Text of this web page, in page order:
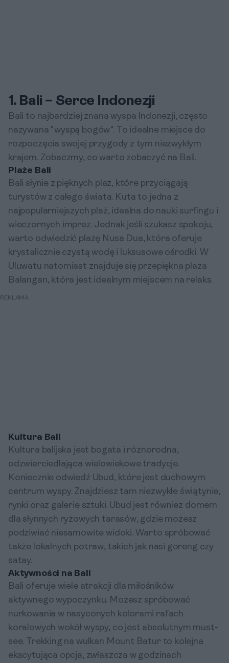
1. Bali – Serce Indonezji
Bali to najbardziej znana wyspa Indonezji, często
nazywana "wyspą bogów". To idealne miejsce do
rozpoczęcia swojej przygody z tym niezwykłym
krajem. Zobaczmy, co warto zobaczyć na Bali.
Plaże Bali
Bali słynie z pięknych plaż, które przyciągają
turystów z całego świata. Kuta to jedna z
najpopularniejszych plaż, idealna do nauki surfingu i
wieczornych imprez. Jednak jeśli szukasz spokoju,
warto odwiedzić plażę Nusa Dua, która oferuje
krystalicznie czystą wodę i luksusowe ośrodki. W
Uluwatu natomiast znajduje się przepiękna plaża
Balangan, która jest idealnym miejscem na relaks.
REKLAMA
Kultura Bali
Kultura balijska jest bogata i różnorodna,
odzwierciedlająca wielowiekowe tradycje.
Koniecznie odwiedź Ubud, które jest duchowym
centrum wyspy. Znajdziesz tam niezwykłe świątynie,
rynki oraz galerie sztuki. Ubud jest również domem
dla słynnych ryżowych tarasów, gdzie możesz
podziwiać niesamowite widoki. Warto spróbować
także lokalnych potraw, takich jak nasi goreng czy
satay.
Aktywności na Bali
Bali oferuje wiele atrakcji dla miłośników
aktywnego wypoczynku. Możesz spróbować
nurkowania w nasyconych kolorami rafach
koralowych wokół wyspy, co jest absolutnym must-
see. Trekking na wulkan Mount Batur to kolejna
ekscytująca opcja, zwłaszcza w godzinach